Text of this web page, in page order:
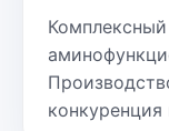
конкуренция